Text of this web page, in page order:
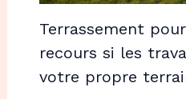
Terrassement
recours si les
votre propre